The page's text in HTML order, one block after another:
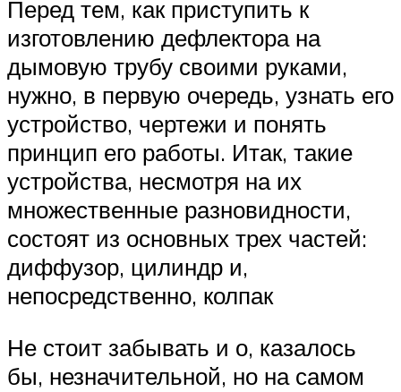
Перед тем, как приступить к
изготовлению дефлектора на
дымовую трубу своими руками,
нужно, в первую очередь, узнать его
устройство, чертежи и понять
принцип его работы. Итак, такие
устройства, несмотря на их
множественные разновидности,
состоят из основных трех частей:
диффузор, цилиндр и,
непосредственно, колпак
Не стоит забывать и о, казалось
бы, незначительной, но на самом